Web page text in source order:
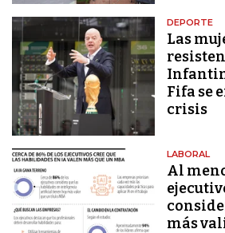
DEPORTE
Las
Fifa se
crisis
LABORAL
Al
más